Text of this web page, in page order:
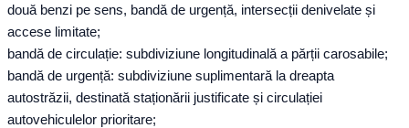
două benzi pe sens, bandă de urgență, intersecții denivelate și
accese limitate;
bandă de circulație: subdiviziune longitudinală a părții carosabile;
bandă de urgență: subdiviziune suplimentară la dreapta
autostrăzii, destinată staționării justificate și circulației
autovehiculelor prioritare;